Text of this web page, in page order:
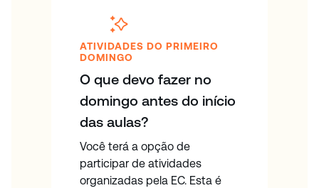
ATIVIDADES DO PRIMEIRO
DOMINGO
O que devo fazer no
domingo antes do início
das aulas?
Você terá a opção de
participar de atividades
organizadas pela EC. Esta é